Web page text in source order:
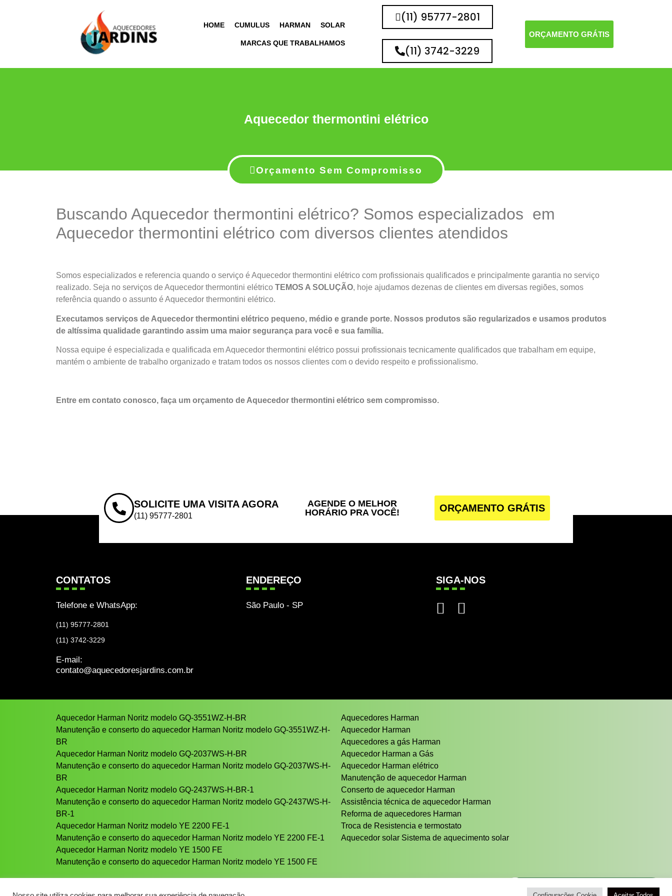
HOME CUMULUS HARMAN SOLAR
MARCAS QUE TRABALHAMOS
(11) 95777-2801
(11) 3742-3229
ORÇAMENTO GRÁTIS
Aquecedor thermontini elétrico
Orçamento Sem Compromisso
Buscando Aquecedor thermontini elétrico? Somos especializados em
Aquecedor thermontini elétrico com diversos clientes atendidos
Somos especializados e referencia quando o serviço é Aquecedor thermontini elétrico com profissionais qualificados e principalmente garantia no serviço
realizado. Seja no serviços de Aquecedor thermontini elétrico TEMOS A SOLUÇÃO, hoje ajudamos dezenas de clientes em diversas regiões, somos
referência quando o assunto é Aquecedor thermontini elétrico.
Executamos serviços de Aquecedor thermontini elétrico pequeno, médio e grande porte. Nossos produtos são regularizados e usamos produtos
de altíssima qualidade garantindo assim uma maior segurança para você e sua família.
Nossa equipe é especializada e qualificada em Aquecedor thermontini elétrico possui profissionais tecnicamente qualificados que trabalham em equipe,
mantém o ambiente de trabalho organizado e tratam todos os nossos clientes com o devido respeito e profissionalismo.
Entre em contato conosco, faça um orçamento de Aquecedor thermontini elétrico sem compromisso.
SOLICITE UMA VISITA AGORA
(11) 95777-2801
AGENDE O MELHOR
HORÁRIO PRA VOCÊ!
ORÇAMENTO GRÁTIS
CONTATOS
Telefone e WhatsApp:
(11) 95777-2801
(11) 3742-3229
E-mail:
contato@aquecedoresjardins.com.br
ENDEREÇO
São Paulo - SP
SIGA-NOS
Aquecedor Harman Noritz modelo GQ-3551WZ-H-BR
Manutenção e conserto do aquecedor Harman Noritz modelo GQ-3551WZ-H-
BR
Aquecedor Harman Noritz modelo GQ-2037WS-H-BR
Manutenção e conserto do aquecedor Harman Noritz modelo GQ-2037WS-H-
BR
Aquecedor Harman Noritz modelo GQ-2437WS-H-BR-1
Manutenção e conserto do aquecedor Harman Noritz modelo GQ-2437WS-H-
BR-1
Aquecedor Harman Noritz modelo YE 2200 FE-1
Manutenção e conserto do aquecedor Harman Noritz modelo YE 2200 FE-1
Aquecedor Harman Noritz modelo YE 1500 FE
Manutenção e conserto do aquecedor Harman Noritz modelo YE 1500 FE
Aquecedores Harman
Aquecedor Harman
Aquecedores a gás Harman
Aquecedor Harman a Gás
Aquecedor Harman elétrico
Manutenção de aquecedor Harman
Conserto de aquecedor Harman
Assistência técnica de aquecedor Harman
Reforma de aquecedores Harman
Troca de Resistencia e termostato
Aquecedor solar Sistema de aquecimento solar
Atendimento / Orçamento Via WhatsApp